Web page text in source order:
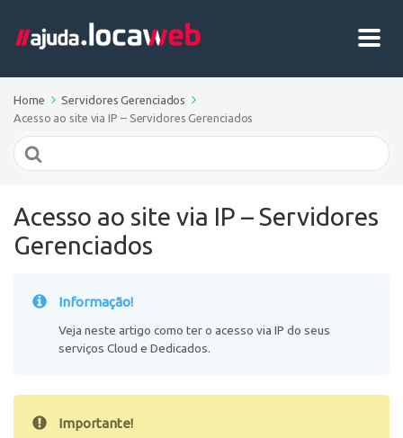
Home
Servidores Gerenciados
Acesso ao site via IP – Servidores Gerenciados
Search
For
Acesso ao site via IP – Servidores
Gerenciados
Informação!
Veja neste artigo como ter o acesso via IP do seus
serviços Cloud e Dedicados.
Importante!